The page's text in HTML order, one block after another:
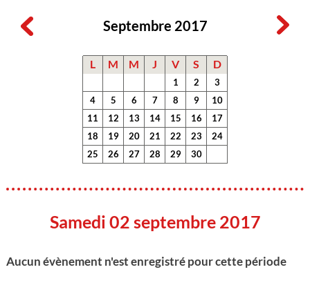
Septembre 2017
L M M J V S D
1 2
3
4
5 6 7 8 9
10
11
12 13 14 15 16
17
18
19 20 21 22 23
24
25
26 27 28 29 30
Samedi 02 septembre 2017
Aucun évènement n'est enregistré pour cette période